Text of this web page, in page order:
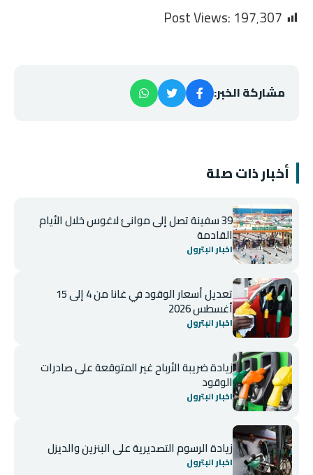
Post Views:197٬307
مشاركة الخبر:
أخبار ذات صلة
39 سفينة تصل إلى موانئ لاغوس خلال الأيام
القادمة
اخبار البترول
تعديل أسعار الوقود في غانا من 4 إلى 15
أغسطس 2026
اخبار البترول
زيادة ضريبة الأرباح غير المتوقعة على صادرات
الوقود
اخبار البترول
زيادة الرسوم التصديرية على البنزين والديزل
اخبار البترول